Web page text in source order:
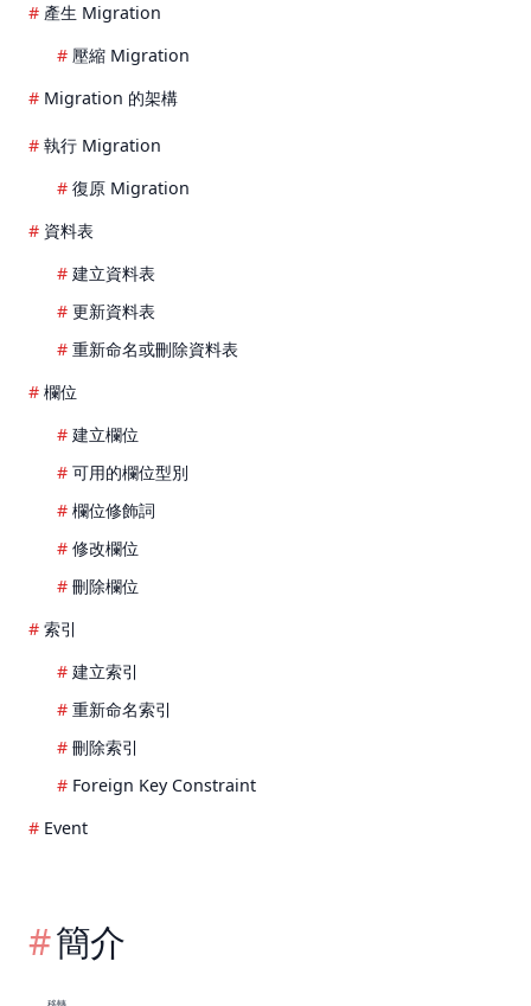
產生 Migration
壓縮 Migration
Migration 的架構
執行 Migration
復原 Migration
資料表
建立資料表
更新資料表
重新命名或刪除資料表
欄位
建立欄位
可用的欄位型別
欄位修飾詞
修改欄位
刪除欄位
索引
建立索引
重新命名索引
刪除索引
Foreign Key Constraint
Event
簡介
移轉